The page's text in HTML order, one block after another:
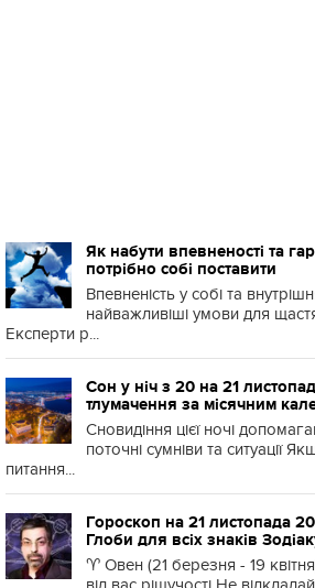
Як набути впевненості та
потрібно собі поставити
Впевненість у собі та
найважливіші умови для
Експерти р...
Сон у ніч з 20 на 21
тлумачення за місячним
Сновидіння цієї ночі
поточні сумніви та ситуації
питання...
Гороскоп на 21 листопада
Глоби для всіх знаків
♈️ Овен (21 березня - 19